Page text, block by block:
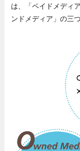
は、「ペイドメディ
ンドメディア」の三